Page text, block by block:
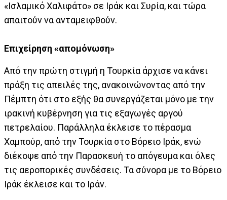
«Ισλαμικό Χαλιφάτο» σε Ιράκ και Συρία, και τώρα
απαιτούν να ανταμειφθούν.
Επιχείρηση «απομόνωση»
Από την πρώτη στιγμή η Τουρκία άρχισε να κάνει
πράξη τις απειλές της, ανακοινώνοντας από την
Πέμπτη ότι στο εξής θα συνεργάζεται μόνο με την
ιρακινή κυβέρνηση για τις εξαγωγές αργού
πετρελαίου. Παράλληλα έκλεισε το πέρασμα
Χαμπούρ, από την Τουρκία στο Βόρειο Ιράκ, ενώ
διέκοψε από την Παρασκευή το απόγευμα και όλες
τις αεροπορικές συνδέσεις. Τα σύνορα με το Βόρειο
Ιράκ έκλεισε και το Ιράν.